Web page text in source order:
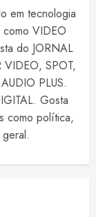
em tecnologia
VIDEO
do JORNAL
VIDEO, SPOT,
PLUS.
Gosta
como política,